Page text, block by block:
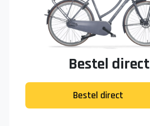
Bestel direct
Bestel direct